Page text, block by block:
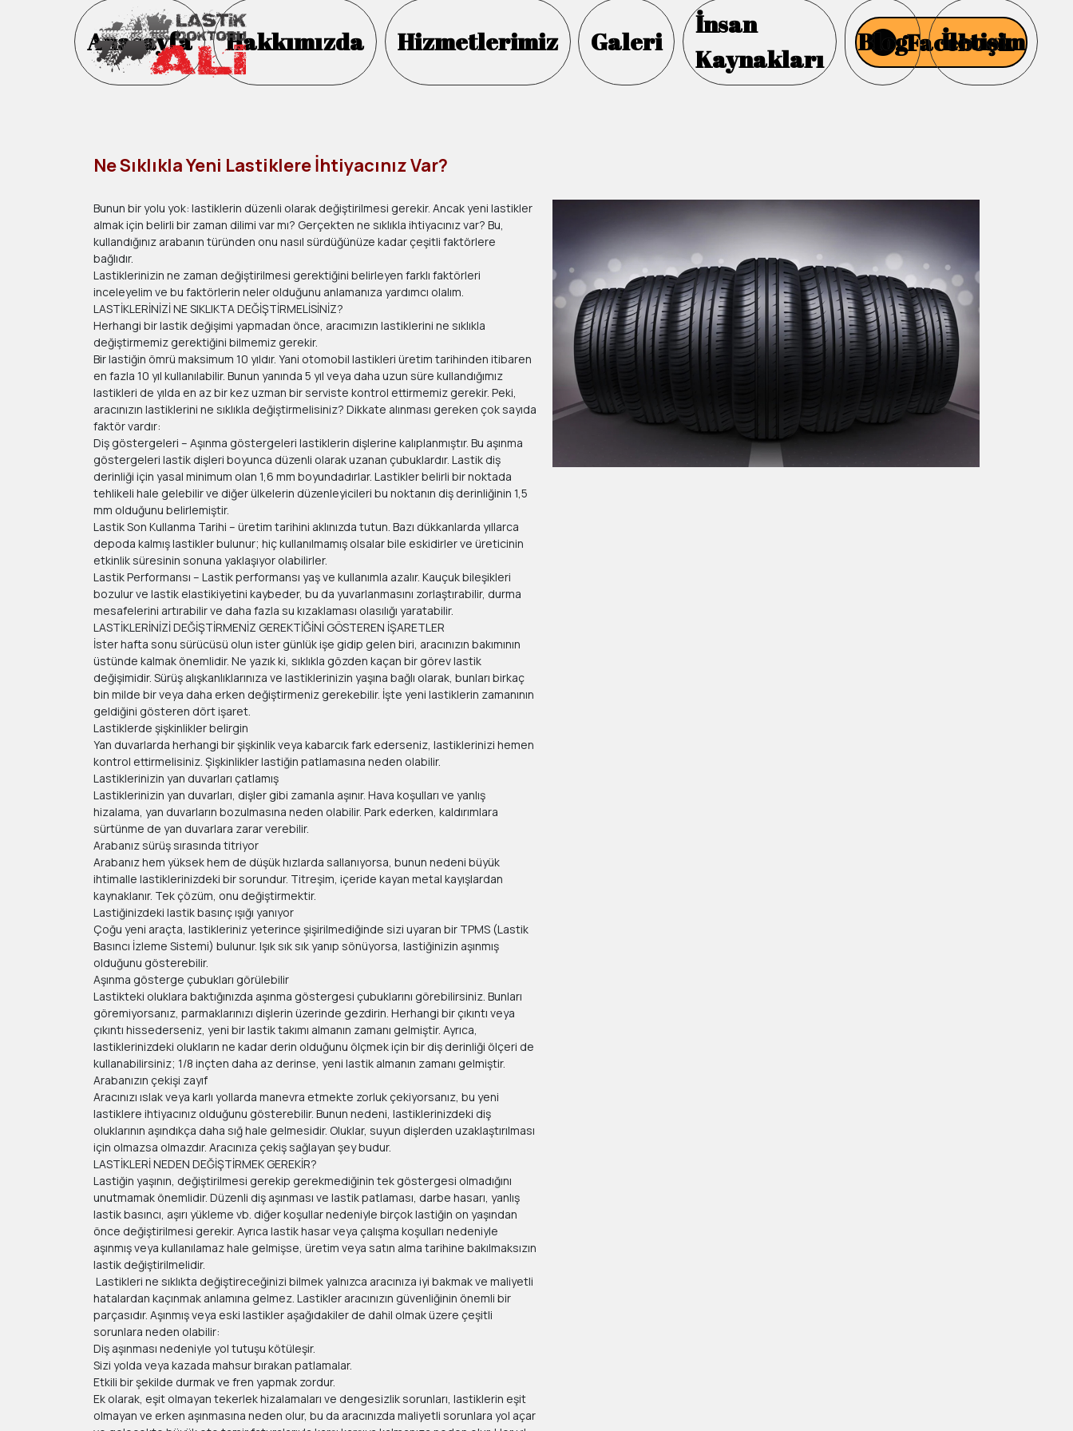
Ne Sıklıkla Yeni Lastiklere İhtiyacınız Var?
Bunun bir yolu yok: lastiklerin düzenli olarak değiştirilmesi gerekir. Ancak yeni lastikler
almak için belirli bir zaman dilimi var mı? Gerçekten ne sıklıkla ihtiyacınız var? Bu,
kullandığınız arabanın türünden onu nasıl sürdüğünüze kadar çeşitli faktörlere
bağlıdır.
Lastiklerinizin ne zaman değiştirilmesi gerektiğini belirleyen farklı faktörleri
inceleyelim ve bu faktörlerin neler olduğunu anlamanıza yardımcı olalım.
LASTİKLERİNİZİ NE SIKLIKTA DEĞİŞTİRMELİSİNİZ?
Herhangi bir lastik değişimi yapmadan önce, aracımızın lastiklerini ne sıklıkla
değiştirmemiz gerektiğini bilmemiz gerekir.
Bir lastiğin ömrü maksimum 10 yıldır. Yani otomobil lastikleri üretim tarihinden itibaren
en fazla 10 yıl kullanılabilir. Bunun yanında 5 yıl veya daha uzun süre kullandığımız
lastikleri de yılda en az bir kez uzman bir serviste kontrol ettirmemiz gerekir. Peki,
aracınızın lastiklerini ne sıklıkla değiştirmelisiniz? Dikkate alınması gereken çok sayıda
faktör vardır:
Diş göstergeleri – Aşınma göstergeleri lastiklerin dişlerine kalıplanmıştır. Bu aşınma
göstergeleri lastik dişleri boyunca düzenli olarak uzanan çubuklardır. Lastik diş
derinliği için yasal minimum olan 1,6 mm boyundadırlar. Lastikler belirli bir noktada
tehlikeli hale gelebilir ve diğer ülkelerin düzenleyicileri bu noktanın diş derinliğinin 1,5
mm olduğunu belirlemiştir.
Lastik Son Kullanma Tarihi – üretim tarihini aklınızda tutun. Bazı dükkanlarda yıllarca
depoda kalmış lastikler bulunur; hiç kullanılmamış olsalar bile eskidirler ve üreticinin
etkinlik süresinin sonuna yaklaşıyor olabilirler.
Lastik Performansı – Lastik performansı yaş ve kullanımla azalır. Kauçuk bileşikleri
bozulur ve lastik elastikiyetini kaybeder, bu da yuvarlanmasını zorlaştırabilir, durma
mesafelerini artırabilir ve daha fazla su kızaklaması olasılığı yaratabilir.
LASTİKLERİNİZİ DEĞİŞTİRMENİZ GEREKTİĞİNİ GÖSTEREN İŞARETLER
İster hafta sonu sürücüsü olun ister günlük işe gidip gelen biri, aracınızın bakımının
üstünde kalmak önemlidir. Ne yazık ki, sıklıkla gözden kaçan bir görev lastik
değişimidir. Sürüş alışkanlıklarınıza ve lastiklerinizin yaşına bağlı olarak, bunları birkaç
bin milde bir veya daha erken değiştirmeniz gerekebilir. İşte yeni lastiklerin zamanının
geldiğini gösteren dört işaret.
Lastiklerde şişkinlikler belirgin
Yan duvarlarda herhangi bir şişkinlik veya kabarcık fark ederseniz, lastiklerinizi hemen
kontrol ettirmelisiniz. Şişkinlikler lastiğin patlamasına neden olabilir.
Lastiklerinizin yan duvarları çatlamış
Lastiklerinizin yan duvarları, dişler gibi zamanla aşınır. Hava koşulları ve yanlış
hizalama, yan duvarların bozulmasına neden olabilir. Park ederken, kaldırımlara
sürtünme de yan duvarlara zarar verebilir.
Arabanız sürüş sırasında titriyor
Arabanız hem yüksek hem de düşük hızlarda sallanıyorsa, bunun nedeni büyük
ihtimalle lastiklerinizdeki bir sorundur. Titreşim, içeride kayan metal kayışlardan
kaynaklanır. Tek çözüm, onu değiştirmektir.
Lastiğinizdeki lastik basınç ışığı yanıyor
Çoğu yeni araçta, lastikleriniz yeterince şişirilmediğinde sizi uyaran bir TPMS (Lastik
Basıncı İzleme Sistemi) bulunur. Işık sık sık yanıp sönüyorsa, lastiğinizin aşınmış
olduğunu gösterebilir.
Aşınma gösterge çubukları görülebilir
Lastikteki oluklara baktığınızda aşınma göstergesi çubuklarını görebilirsiniz. Bunları
göremiyorsanız, parmaklarınızı dişlerin üzerinde gezdirin. Herhangi bir çıkıntı veya
çıkıntı hissederseniz, yeni bir lastik takımı almanın zamanı gelmiştir. Ayrıca,
lastiklerinizdeki olukların ne kadar derin olduğunu ölçmek için bir diş derinliği ölçeri de
kullanabilirsiniz; 1/8 inçten daha az derinse, yeni lastik almanın zamanı gelmiştir.
Arabanızın çekişi zayıf
Aracınızı ıslak veya karlı yollarda manevra etmekte zorluk çekiyorsanız, bu yeni
lastiklere ihtiyacınız olduğunu gösterebilir. Bunun nedeni, lastiklerinizdeki diş
oluklarının aşındıkça daha sığ hale gelmesidir. Oluklar, suyun dişlerden uzaklaştırılması
için olmazsa olmazdır. Aracınıza çekiş sağlayan şey budur.
LASTİKLERİ NEDEN DEĞİŞTİRMEK GEREKİR?
Lastiğin yaşının, değiştirilmesi gerekip gerekmediğinin tek göstergesi olmadığını
unutmamak önemlidir. Düzenli diş aşınması ve lastik patlaması, darbe hasarı, yanlış
lastik basıncı, aşırı yükleme vb. diğer koşullar nedeniyle birçok lastiğin on yaşından
önce değiştirilmesi gerekir. Ayrıca lastik hasar veya çalışma koşulları nedeniyle
aşınmış veya kullanılamaz hale gelmişse, üretim veya satın alma tarihine bakılmaksızın
lastik değiştirilmelidir.
Lastikleri ne sıklıkta değiştireceğinizi bilmek yalnızca aracınıza iyi bakmak ve maliyetli
hatalardan kaçınmak anlamına gelmez. Lastikler aracınızın güvenliğinin önemli bir
parçasıdır. Aşınmış veya eski lastikler aşağıdakiler de dahil olmak üzere çeşitli
sorunlara neden olabilir:
Diş aşınması nedeniyle yol tutuşu kötüleşir.
Sizi yolda veya kazada mahsur bırakan patlamalar.
Etkili bir şekilde durmak ve fren yapmak zordur.
Ek olarak, eşit olmayan tekerlek hizalamaları ve dengesizlik sorunları, lastiklerin eşit
olmayan ve erken aşınmasına neden olur, bu da aracınızda maliyetli sorunlara yol açar
Facebook
Anasayfa Hakkımızda Hizmetlerimiz Galeri
İnsan
Kaynakları
Blog İletişim